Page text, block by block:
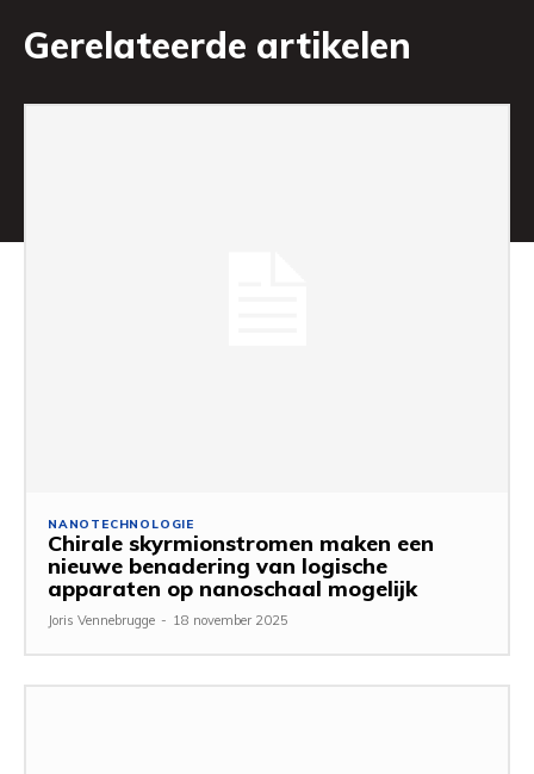
Gerelateerde artikelen
NANOTECHNOLOGIE
Chirale skyrmionstromen maken een
nieuwe benadering van logische
apparaten op nanoschaal mogelijk
Joris Vennebrugge - 18 november 2025